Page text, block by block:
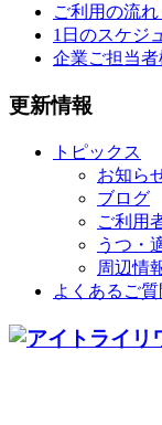
ご利用の流
1日のスケジ
企業ご担当
更新情報
トピックス
お知ら
ブログ
ご利用
うつ・
周辺情
よくあるご質